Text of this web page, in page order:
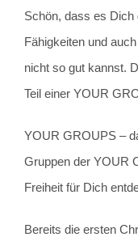
Schön, dass es Dich
Fähigkeiten und
nicht so gut kannst.
Teil einer YOUR
YOUR GROUPS –
Gruppen der YOUR
Freiheit für Dich
Bereits die ersten